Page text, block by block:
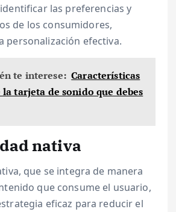
las preferencias y
de los consumidores,
personalización efectiva.
te interese: Características
la tarjeta de sonido que debes
nativa
que se integra de manera
que consume el usuario,
eficaz para reducir el